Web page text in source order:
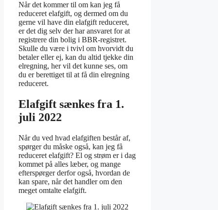
Når det kommer til om kan jeg få
reduceret elafgift, og dermed om du
gerne vil have din elafgift reduceret,
er det dig selv der har ansvaret for at
registrere din bolig i BBR-registret.
Skulle du være i tvivl om hvorvidt du
betaler eller ej, kan du altid tjekke din
elregning, her vil det kunne ses, om
du er berettiget til at få din elregning
reduceret.
Elafgift sænkes fra 1.
juli 2022
Når du ved hvad elafgiften består af,
spørger du måske også, kan jeg få
reduceret elafgift? El og strøm er i dag
kommet på alles læber, og mange
efterspørger derfor også, hvordan de
kan spare, når det handler om den
meget omtalte elafgift.